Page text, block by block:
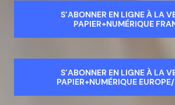
S’ABONNER EN LIGNE À LA
PAPIER+NUMÉRIQUE
S’ABONNER EN LIGNE À LA
PAPIER+NUMÉRIQUE